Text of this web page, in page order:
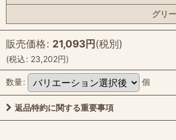
グリ
販売価格: 21,093円(税別)
(税込: 23,202円)
数量: 個
返品特約に関する重要事項